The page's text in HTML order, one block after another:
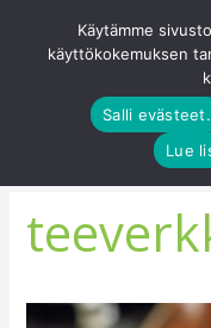
Käytämme
käyttökokemuksen
Salli evästeet.
Lue